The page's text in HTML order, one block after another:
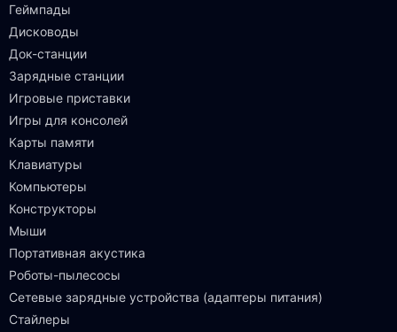
Геймпады
Дисководы
Док-станции
Зарядные станции
Игровые приставки
Игры для консолей
Карты памяти
Клавиатуры
Компьютеры
Конструкторы
Мыши
Портативная акустика
Роботы-пылесосы
Сетевые зарядные устройства (адаптеры питания)
Стайлеры